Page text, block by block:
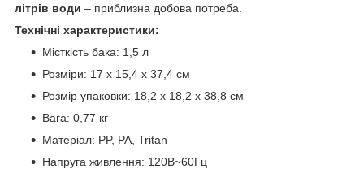
літрів води – приблизна добова потреба.
Технічні характеристики:
Місткість бака: 1,5 л
Розміри: 17 х 15,4 х 37,4 см
Розмір упаковки: 18,2 х 18,2 х 38,8 см
Вага: 0,77 кг
Матеріал: PP, PA, Tritan
Напруга живлення: 120В~60Гц